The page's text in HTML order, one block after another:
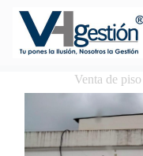
Venta de